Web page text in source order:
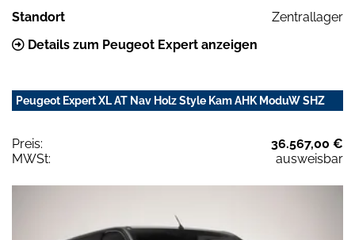
Standort
Zentrallager
Details zum Peugeot Expert anzeigen
Peugeot Expert XL AT Nav Holz Style Kam AHK ModuW SHZ
Preis:
36.567,00 €
MWSt:
ausweisbar